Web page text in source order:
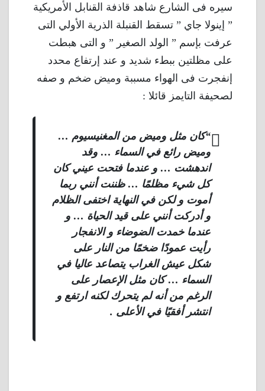
سيره فى الشارع شاهد قاذفة القنابل الأمريكية
” إينولا جاي ” تسقط القنبلة الذرية الأولي التى
عرفت بإسم ” الولد الصغير ” و التى هبطت
على مظلتين ببطء شديد و عند إرتفاع محدد
إنفجرت فى الهواء مسببة وميض ضخم و صفه
لصحيفة التايمز قائلا :
“كان مثل وميض من المغنيسيوم …
وميض رائع في السماء … وقد
اندهشت … و عندما فتحت عيني كان
كل شيء مظلمًا … ظننت أنني ربما
أموت و لكن في النهاية اختفى الظلام
و أدركت أنني على قيد الحياة … و
عندما خمدت الضوضاء و الانفجار
رأيت عمودًا ضخمًا من النار على
شكل عيش الغراب يتصاعد عاليا في
السماء … كان مثل الإعصار على
الرغم من أنه لم يتحرك لكنه ارتفع و
انتشر أفقيًا في الأعلى .